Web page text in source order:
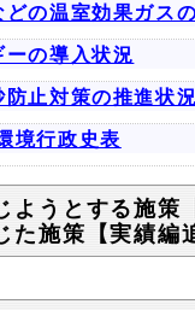
の温室効果ガス
の導入状況
止対策の推進状況
境行政史表
ようとする施策
た施策【実績編